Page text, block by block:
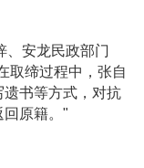
、安龙民政部门
取缔过程中，张自
书等方式，对抗
回原籍。"